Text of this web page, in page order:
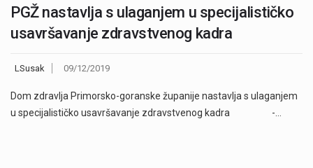
PGŽ nastavlja s ulaganjem u specijalističko
usavršavanje zdravstvenog kadra
LSusak 09/12/2019
Dom zdravlja Primorsko-goranske županije nastavlja s ulaganjem
u specijalističko usavršavanje zdravstvenog kadra -…